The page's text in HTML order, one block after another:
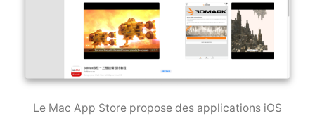
Le Mac App Store propose des applications iOS